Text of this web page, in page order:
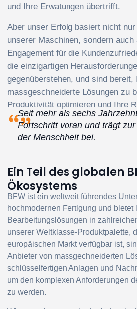
und Ihre Erwatungen übertrifft.
Aber unser Erfolg basiert nicht
unserer Maschinen, sondern auch
Engagement für die
die einzigartigen
gegenüberstehen, und sind bereit,
massgeschneiderte Lösungen zu
Produktivität optimieren und Ihre
Seit mehr als sechs
Fortschritt voran und trägt
der Menschheit bei.
Ein Teil des globalen
Ökosystems
BFW ist ein weltweit führendes
hochmodernen Fertigung und bietet
Bearbeitungslösungen in
unserer Weltklasse-Produktpalette,
europäischen Markt verfügbar ist,
Anbieter von massgechneiderten
schlüsselfertigen Anlagen und
um den komplexen Anforderungen
zu werden.